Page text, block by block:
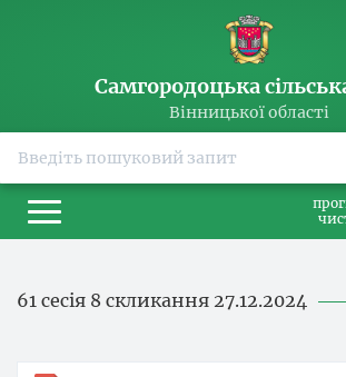
Самгородоцька
Вінницької області
61 сесія 8 скликання 27.12.2024